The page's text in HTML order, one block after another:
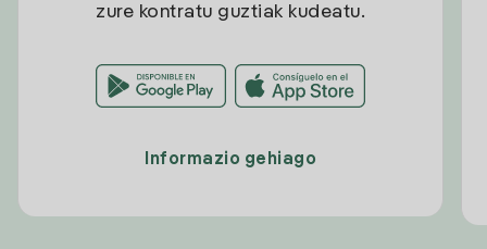
zure kontratu guztiak kudeatu.
Informazio gehiago